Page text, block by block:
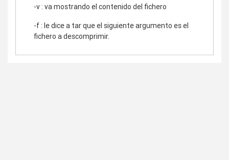
-v : va mostrando el contenido del fichero
-f : le dice a tar que el siguiente argumento es el
fichero a descomprimir.